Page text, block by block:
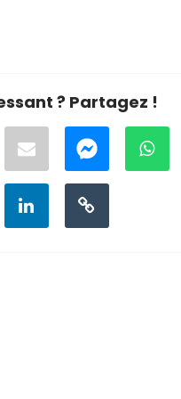
? Partagez !